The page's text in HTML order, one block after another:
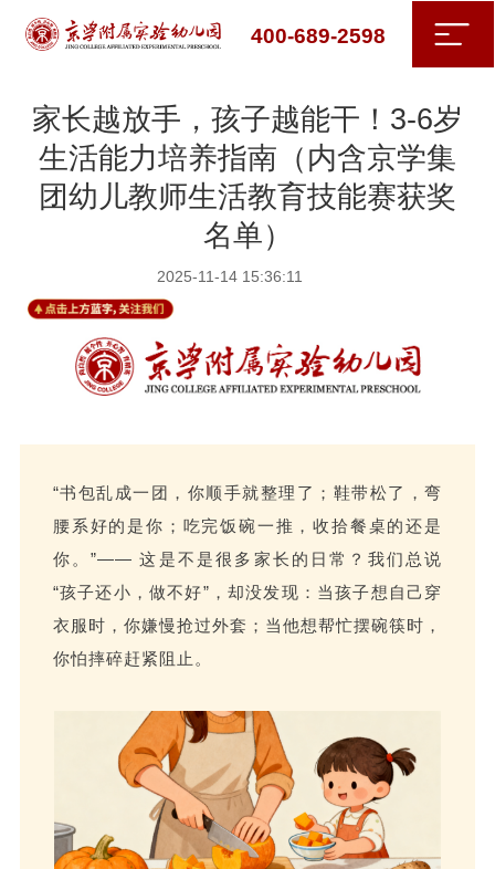
400-689-2598
家长越放手，孩子越能干！3-6岁
生活能力培养指南（内含京学集
团幼儿教师生活教育技能赛获奖
名单）
2025-11-14 15:36:11
“书包乱成一团，你顺手就整理了；鞋带松了，弯
腰系好的是你；吃完饭碗一推，收拾餐桌的还是
你。”—— 这是不是很多家长的日常？我们总说
“孩子还小，做不好”，却没发现：当孩子想自己穿
衣服时，你嫌慢抢过外套；当他想帮忙摆碗筷时，
你怕摔碎赶紧阻止。